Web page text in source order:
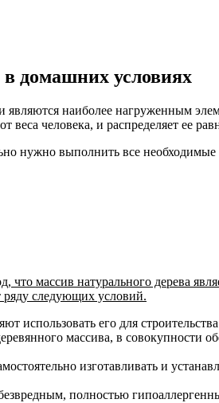
домашних условиях
наиболее нагруженным
человека, и распределяет ее
нужно выполнить все
массив натурального дерева
следующих условий.
использовать его для
массива, в
изготавливать и
полностью